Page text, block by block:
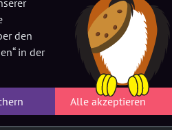
den
in der
Alle akzeptieren